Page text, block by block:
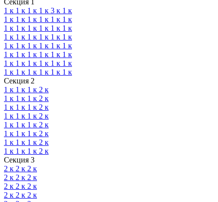
1 к 1 к 1 к 1 к 3 к 1 к
1 к 1 к 1 к 1 к 1 к 1 к
1 к 1 к 1 к 1 к 1 к 1 к
1 к 1 к 1 к 1 к 1 к 1 к
1 к 1 к 1 к 1 к 1 к 1 к
1 к 1 к 1 к 1 к 1 к 1 к
1 к 1 к 1 к 1 к 1 к 1 к
1 к 1 к 1 к 1 к 1 к 1 к
Секция 2
1 к 1 к 1 к 2 к
1 к 1 к 1 к 2 к
1 к 1 к 1 к 2 к
1 к 1 к 1 к 2 к
1 к 1 к 1 к 2 к
1 к 1 к 1 к 2 к
1 к 1 к 1 к 2 к
1 к 1 к 1 к 2 к
Секция 3
2 к 2 к 2 к
2 к 2 к 2 к
2 к 2 к 2 к
2 к 2 к 2 к